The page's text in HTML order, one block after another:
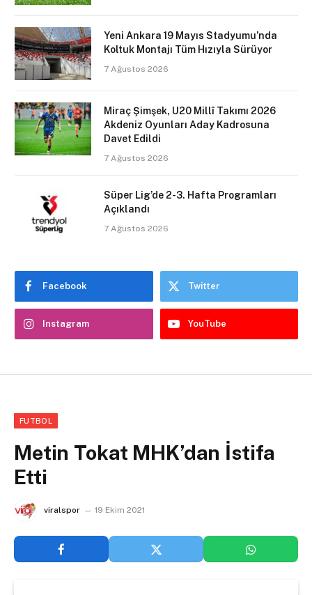
Yeni Ankara 19 Mayıs Stadyumu’nda
Koltuk Montajı Tüm Hızıyla Sürüyor
7 Ağustos 2026
Miraç Şimşek, U20 Millî Takımı 2026
Akdeniz Oyunları Aday Kadrosuna
Davet Edildi
7 Ağustos 2026
Süper Lig’de 2-3. Hafta Programları
Açıklandı
7 Ağustos 2026
Facebook Twitter
Instagram YouTube
FUTBOL
Metin Tokat MHK’dan İstifa
Etti
viralspor 19 Ekim 2021